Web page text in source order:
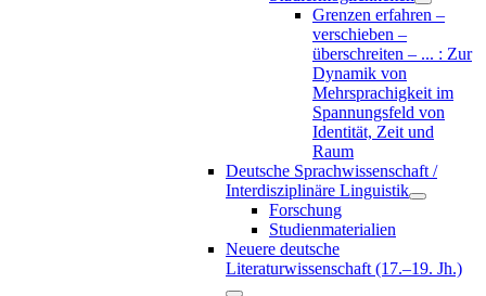
Grenzen erfahren –
verschieben –
überschreiten – ... : Zur
Dynamik von
Mehrsprachigkeit im
Spannungsfeld von
Identität, Zeit und
Raum
Deutsche Sprachwissenschaft /
Interdisziplinäre Linguistik
Forschung
Studienmaterialien
Neuere deutsche
Literaturwissenschaft (17.–19. Jh.)